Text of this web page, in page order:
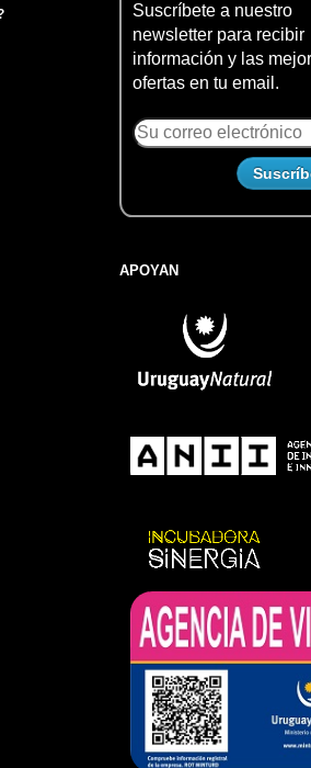
Suscríbete a nuestro
newsletter para recibir
información y las
ofertas en tu email.
APOYAN